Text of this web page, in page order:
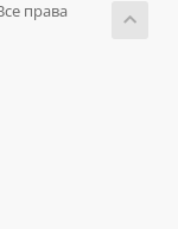
права